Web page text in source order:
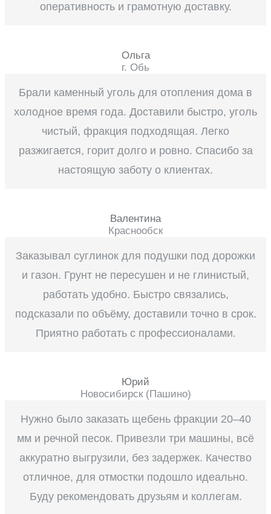
оперативность и грамотную доставку.
Ольга
г. Обь
Брали каменный уголь для отопления дома в
холодное время года. Доставили быстро, уголь
чистый, фракция подходящая. Легко
разжигается, горит долго и ровно. Спасибо за
настоящую заботу о клиентах.
Валентина
Краснообск
Заказывал суглинок для подушки под дорожки
и газон. Грунт не пересушен и не глинистый,
работать удобно. Быстро связались,
подсказали по объёму, доставили точно в срок.
Приятно работать с профессионалами.
Юрий
Новосибирск (Пашино)
Нужно было заказать щебень фракции 20–40
мм и речной песок. Привезли три машины, всё
аккуратно выгрузили, без задержек. Качество
отличное, для отмостки подошло идеально.
Буду рекомендовать друзьям и коллегам.